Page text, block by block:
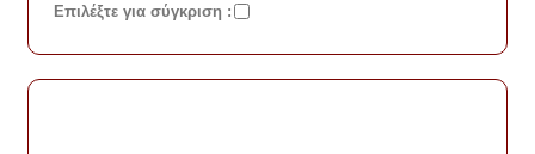
Eπιλέξτε για σύγκριση :